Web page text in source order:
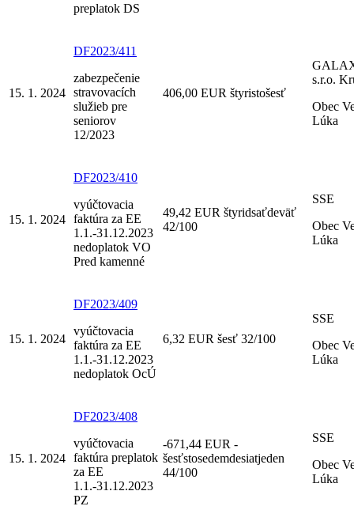
preplatok DS
15. 1. 2024
DF2023/411
zabezpečenie
stravovacích
služieb pre
seniorov
12/2023
406,00 EUR štyristošesť
s.r.o.
Obec
Lúka
15. 1. 2024
DF2023/410
vyúčtovacia
faktúra za EE
1.1.-31.12.2023
nedoplatok VO
Pred kamenné
49,42 EUR štyridsaťdeväť
42/100
SSE
Obec
Lúka
15. 1. 2024
DF2023/409
vyúčtovacia
faktúra za EE
1.1.-31.12.2023
nedoplatok OcÚ
6,32 EUR šesť 32/100
SSE
Obec
Lúka
15. 1. 2024
DF2023/408
vyúčtovacia
faktúra preplatok
za EE
1.1.-31.12.2023
PZ
-671,44 EUR -
šesťstosedemdesiatjeden
44/100
SSE
Obec
Lúka